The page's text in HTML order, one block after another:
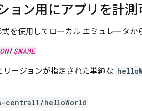
ョン用にアプリを計測
を使用してローカル エミュレータか
/$NAME
ージョンが指定された単純な
central1/helloWorld